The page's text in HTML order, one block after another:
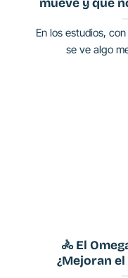
mueve y qué
En los estudios,
se ve algo
🚴 El
¿Mejoran